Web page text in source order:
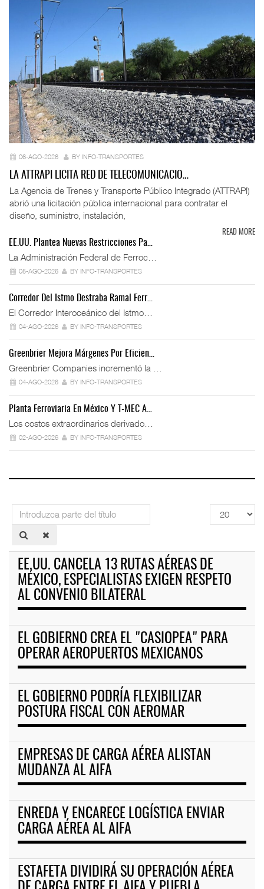
06-AGO-2026 BY INFO-TRANSPORTES
LA ATTRAPI LICITA RED DE TELECOMUNICACIO…
La Agencia de Trenes y Transporte Público Integrado (ATTRAPI)
abrió una licitación pública internacional para contratar el
diseño, suministro, instalación,
READ MORE
EE.UU. Plantea Nuevas Restricciones Pa…
La Administración Federal de Ferroc…
05-AGO-2026 BY INFO-TRANSPORTES
Corredor Del Istmo Destraba Ramal Ferr…
El Corredor Interoceánico del Istmo…
04-AGO-2026 BY INFO-TRANSPORTES
Greenbrier Mejora Márgenes Por Eficien…
Greenbrier Companies incrementó la …
04-AGO-2026 BY INFO-TRANSPORTES
Planta Ferroviaria En México Y T-MEC A…
Los costos extraordinarios derivado…
02-AGO-2026 BY INFO-TRANSPORTES
Introduzca
parte
del
Cantidad
a
EE.UU. CANCELA 13 RUTAS AÉREAS DE
MÉXICO, ESPECIALISTAS EXIGEN RESPETO
AL CONVENIO BILATERAL
EL GOBIERNO CREA EL "CASIOPEA" PARA
OPERAR AEROPUERTOS MEXICANOS
EL GOBIERNO PODRÍA FLEXIBILIZAR
POSTURA FISCAL CON AEROMAR
EMPRESAS DE CARGA AÉREA ALISTAN
MUDANZA AL AIFA
ENREDA Y ENCARECE LOGÍSTICA ENVIAR
CARGA AÉREA AL AIFA
ESTAFETA DIVIDIRÁ SU OPERACIÓN AÉREA